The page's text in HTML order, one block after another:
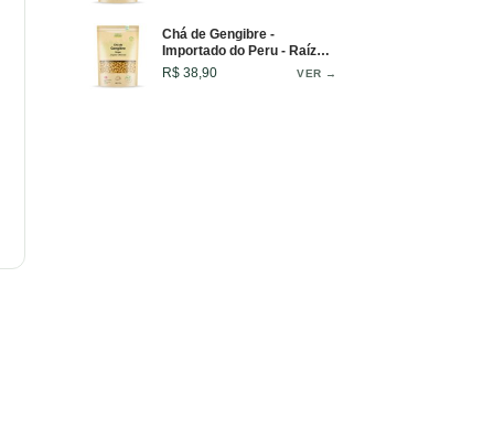
Chá de Gengibre -
Importado do Peru - Raízes
Selecionadas - 100g
R$ 38,90 VER →